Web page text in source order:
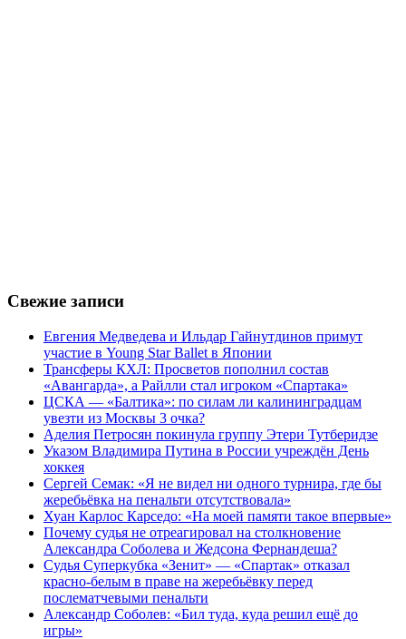
Свежие записи
Евгения Медведева и Ильдар Гайнутдинов примут
участие в Young Star Ballet в Японии
Трансферы КХЛ: Просветов пополнил состав
«Авангарда», а Райлли стал игроком «Спартака»
ЦСКА — «Балтика»: по силам ли калининградцам
увезти из Москвы 3 очка?
Аделия Петросян покинула группу Этери Тутберидзе
Указом Владимира Путина в России учреждён День
хоккея
Сергей Семак: «Я не видел ни одного турнира, где бы
жеребьёвка на пенальти отсутствовала»
Хуан Карлос Карседо: «На моей памяти такое впервые»
Почему судья не отреагировал на столкновение
Александра Соболева и Жедсона Фернандеша?
Судья Суперкубка «Зенит» — «Спартак» отказал
красно-белым в праве на жеребьёвку перед
послематчевыми пенальти
Александр Соболев: «Бил туда, куда решил ещё до
игры»